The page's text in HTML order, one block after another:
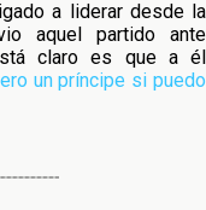
a liderar desde la
aquel partido ante
claro es que a él
un príncipe si puedo